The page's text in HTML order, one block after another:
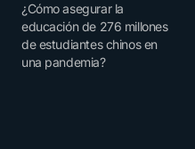
¿Cómo asegurar la
educación de 276 millones
de estudiantes chinos en
una pandemia?